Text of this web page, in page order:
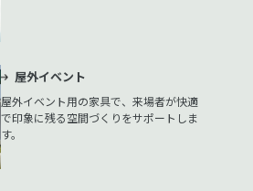
屋外イベント
屋外イベント用の家具で、来場者が快適
で印象に残る空間づくりをサポートしま
す。